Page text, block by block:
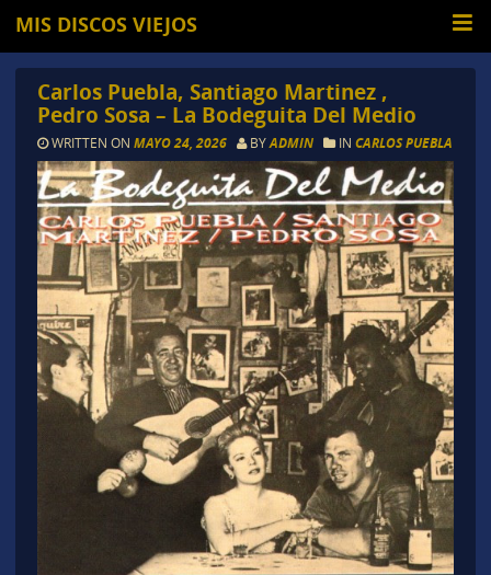
MIS DISCOS VIEJOS
Carlos Puebla, Santiago Martinez ,
Pedro Sosa – La Bodeguita Del Medio
WRITTEN ON MAYO 24, 2026 BYADMIN IN CARLOS PUEBLA